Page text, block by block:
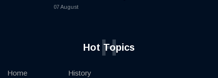
07 August
Hot Topics
H
Home
History